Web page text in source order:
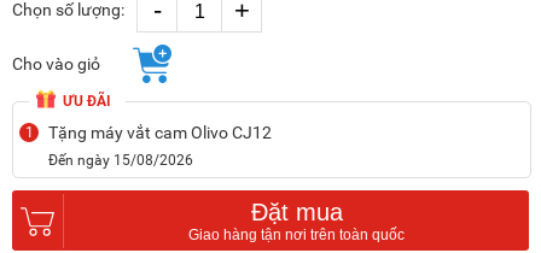
Chọn số lượng: - +
Cho vào giỏ
ƯU ĐÃI
1
Tặng máy vắt cam Olivo CJ12
Đến ngày 15/08/2026
Đặt mua